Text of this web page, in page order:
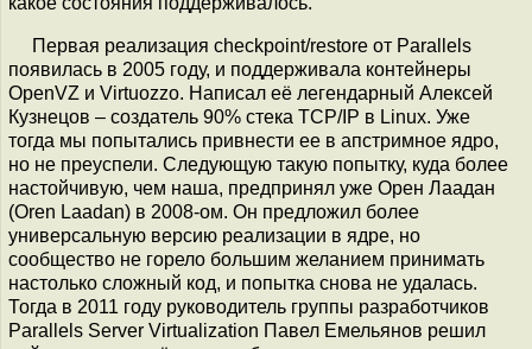
Первая реализация checkpoint/restore от Parallels
появилась в 2005 году, и поддерживала контейнеры
OpenVZ и Virtuozzo. Написал её легендарный Алексей
Кузнецов – создатель 90% стека TCP/IP в Linux. Уже
тогда мы попытались привнести ее в апстримное ядро,
но не преуспели. Следующую такую попытку, куда более
настойчивую, чем наша, предпринял уже Орен Лаадан
(Oren Laadan) в 2008-ом. Он предложил более
универсальную версию реализации в ядре, но
сообщество не горело большим желанием принимать
настолько сложный код, и попытка снова не удалась.
Тогда в 2011 году руководитель группы разработчиков
Parallels Server Virtualization Павел Емельянов решил